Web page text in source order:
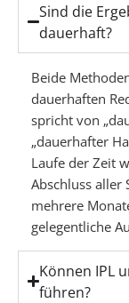
Sind die
dauerhaft?
Beide
dauerhaften
spricht von
„dauerhafter
Laufe der Zeit
Abschluss aller
mehrere
gelegentliche
Können IPL
führen?